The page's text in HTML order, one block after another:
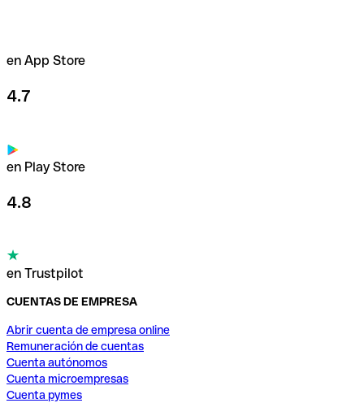
en App Store
4.7
en Play Store
4.8
en Trustpilot
CUENTAS DE EMPRESA
Abrir cuenta de empresa online
Remuneración de cuentas
Cuenta autónomos
Cuenta microempresas
Cuenta pymes